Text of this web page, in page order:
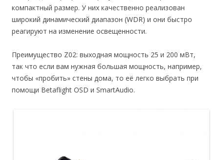
компактный размер. У них качественно реализован
широкий динамический диапазон (WDR) и они быстро
реагируют на изменение освещенности.
Преимущество Z02: выходная мощность 25 и 200 мВт,
так что если вам нужная большая мощность, например,
чтобы «пробить» стены дома, то её легко выбрать при
помощи Betaflight OSD и SmartAudio.